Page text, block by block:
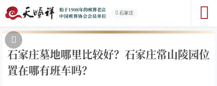
石家庄
石家庄墓地哪里比较好？石家庄常山陵园位
置在哪有班车吗？